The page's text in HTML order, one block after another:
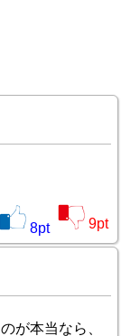
8pt 9pt
が本当なら、